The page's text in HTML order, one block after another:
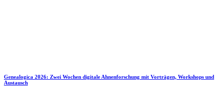
Genealogica 2026: Zwei Wochen digitale Ahnenforschung mit Vorträgen, Workshops und
Austausch